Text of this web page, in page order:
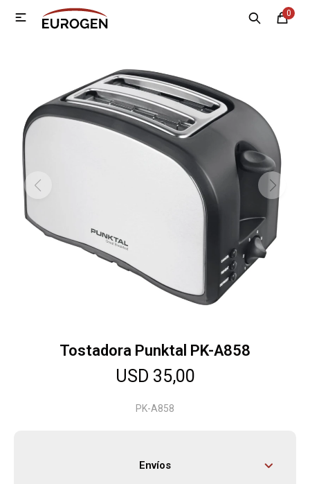
0

Tostadora Punktal PK-A858
USD 35,00
PK-A858
Envíos
MI CUENTA
Electrodomésticos
Climatización
Herramientas